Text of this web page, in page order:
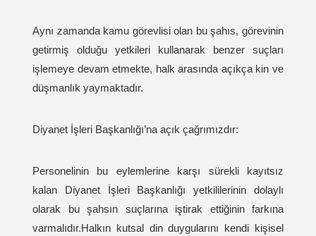
Aynı zamanda kamu görevlisi olan bu şahıs, görevinin
getirmiş olduğu yetkileri kullanarak benzer suçları
işlemeye devam etmekte, halk arasında açıkça kin ve
düşmanlık yaymaktadır.
Diyanet İşleri Başkanlığı’na açık çağrımızdır:
Personelinin bu eylemlerine karşı sürekli kayıtsız
kalan Diyanet İşleri Başkanlığı yetkililerinin dolaylı
olarak bu şahsın suçlarına iştirak ettiğinin farkına
varmalıdır.Halkın kutsal din duygularını kendi kişisel